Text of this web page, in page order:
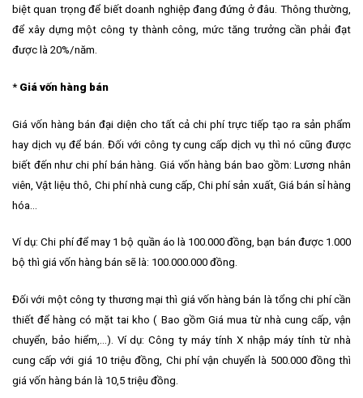
biệt quan trọng để biết doanh nghiệp đang đứng ở đâu. Thông thường,
để xây dựng một công ty thành công, mức tăng trưởng cần phải đạt
được là 20%/năm.
* Giá vốn hàng bán
Giá vốn hàng bán đại diện cho tất cả chi phí trực tiếp tạo ra sản phẩm
hay dịch vụ để bán. Đối với công ty cung cấp dịch vụ thì nó cũng được
biết đến như chi phí bán hàng. Giá vốn hàng bán bao gồm: Lương nhân
viên, Vật liệu thô, Chi phí nhà cung cấp, Chi phí sản xuất, Giá bán sỉ hàng
hóa…
Ví dụ: Chi phí để may 1 bộ quần áo là 100.000 đồng, bạn bán được 1.000
bộ thì giá vốn hàng bán sẽ là: 100.000.000 đồng.
Đối với một công ty thương mại thì giá vốn hàng bán là tổng chi phí cần
thiết để hàng có mặt tai kho ( Bao gồm Giá mua từ nhà cung cấp, vận
chuyển, bảo hiểm,…). Ví dụ: Công ty máy tính X nhập máy tính từ nhà
cung cấp với giá 10 triệu đồng, Chi phí vận chuyển là 500.000 đồng thì
giá vốn hàng bán là 10,5 triệu đồng.